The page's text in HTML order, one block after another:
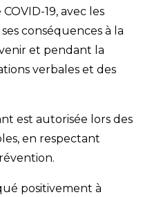
19, avec les
conséquences à la
et pendant la
verbales et des
est autorisée lors des
en respectant
positivement à